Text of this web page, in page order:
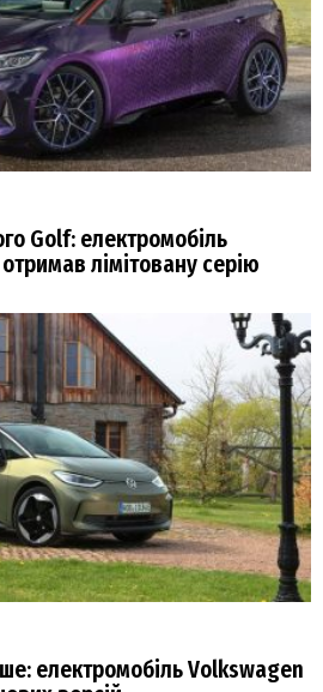
Golf: електромобіль
лімітовану серію
електромобіль Volkswagen